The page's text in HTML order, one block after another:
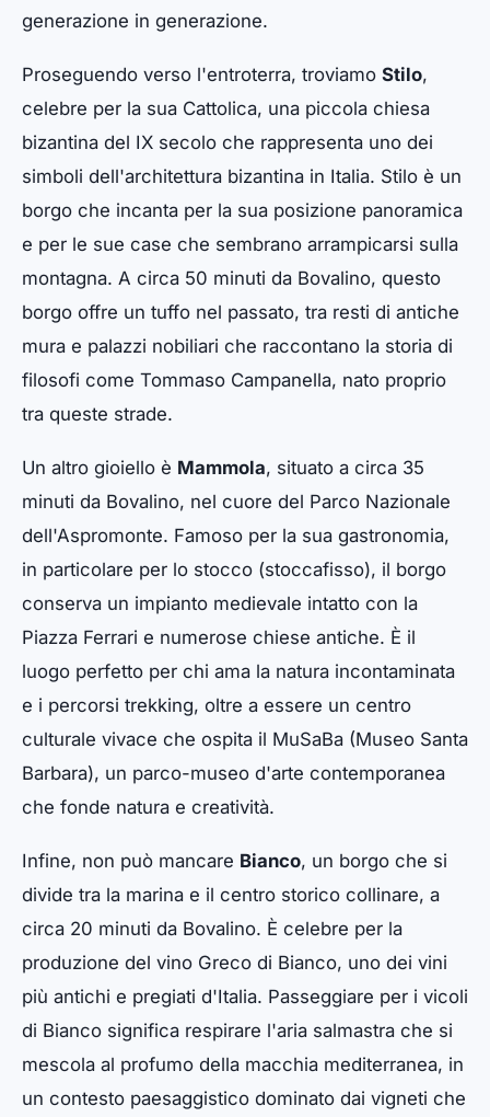
generazione in generazione.
Proseguendo verso l'entroterra, troviamo Stilo,
celebre per la sua Cattolica, una piccola chiesa
bizantina del IX secolo che rappresenta uno dei
simboli dell'architettura bizantina in Italia. Stilo è un
borgo che incanta per la sua posizione panoramica
e per le sue case che sembrano arrampicarsi sulla
montagna. A circa 50 minuti da Bovalino, questo
borgo offre un tuffo nel passato, tra resti di antiche
mura e palazzi nobiliari che raccontano la storia di
filosofi come Tommaso Campanella, nato proprio
tra queste strade.
Un altro gioiello è Mammola, situato a circa 35
minuti da Bovalino, nel cuore del Parco Nazionale
dell'Aspromonte. Famoso per la sua gastronomia,
in particolare per lo stocco (stoccafisso), il borgo
conserva un impianto medievale intatto con la
Piazza Ferrari e numerose chiese antiche. È il
luogo perfetto per chi ama la natura incontaminata
e i percorsi trekking, oltre a essere un centro
culturale vivace che ospita il MuSaBa (Museo Santa
Barbara), un parco-museo d'arte contemporanea
che fonde natura e creatività.
Infine, non può mancare Bianco, un borgo che si
divide tra la marina e il centro storico collinare, a
circa 20 minuti da Bovalino. È celebre per la
produzione del vino Greco di Bianco, uno dei vini
più antichi e pregiati d'Italia. Passeggiare per i vicoli
di Bianco significa respirare l'aria salmastra che si
mescola al profumo della macchia mediterranea, in
un contesto paesaggistico dominato dai vigneti che